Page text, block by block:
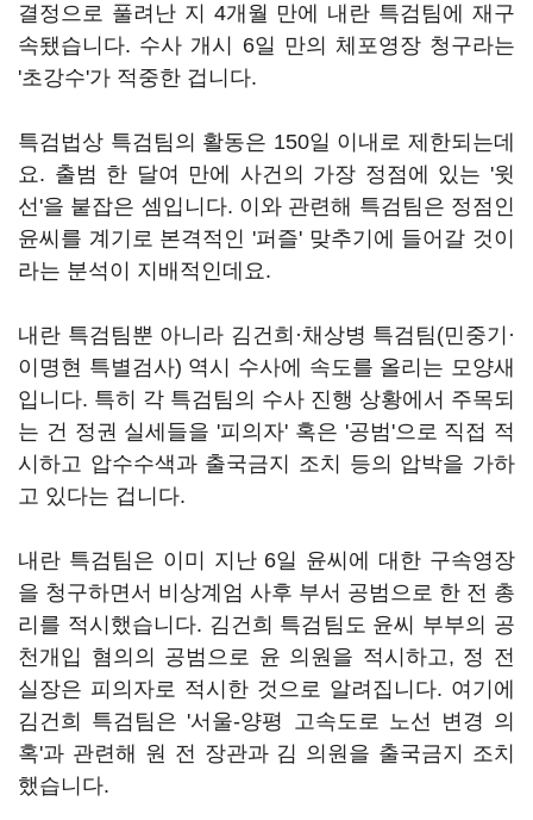
결정으로 풀려난 지 4개월 만에 내란 특검팀에 재구
속됐습니다. 수사 개시 6일 만의 체포영장 청구라는
'초강수'가 적중한 겁니다.
특검법상 특검팀의 활동은 150일 이내로 제한되는데
요. 출범 한 달여 만에 사건의 가장 정점에 있는 '윗
선'을 붙잡은 셈입니다. 이와 관련해 특검팀은 정점인
윤씨를 계기로 본격적인 '퍼즐' 맞추기에 들어갈 것이
라는 분석이 지배적인데요.
내란 특검팀뿐 아니라 김건희·채상병 특검팀(민중기·
이명현 특별검사) 역시 수사에 속도를 올리는 모양새
입니다. 특히 각 특검팀의 수사 진행 상황에서 주목되
는 건 정권 실세들을 '피의자' 혹은 '공범'으로 직접 적
시하고 압수수색과 출국금지 조치 등의 압박을 가하
고 있다는 겁니다.
내란 특검팀은 이미 지난 6일 윤씨에 대한 구속영장
을 청구하면서 비상계엄 사후 부서 공범으로 한 전 총
리를 적시했습니다. 김건희 특검팀도 윤씨 부부의 공
천개입 혐의의 공범으로 윤 의원을 적시하고, 정 전
실장은 피의자로 적시한 것으로 알려집니다. 여기에
김건희 특검팀은 '서울-양평 고속도로 노선 변경 의
혹'과 관련해 원 전 장관과 김 의원을 출국금지 조치
했습니다.